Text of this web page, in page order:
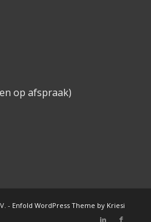
op afspraak)
- Enfold WordPress Theme by Kriesi